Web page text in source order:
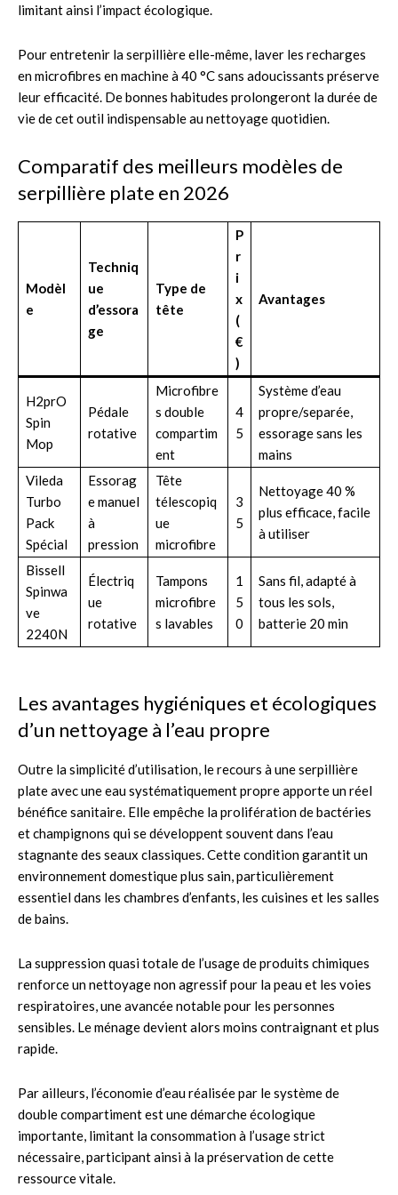
limitant ainsi l’impact écologique.
Pour entretenir la serpillière elle-même, laver les recharges
en microfibres en machine à 40 °C sans adoucissants préserve
leur efficacité. De bonnes habitudes prolongeront la durée de
vie de cet outil indispensable au nettoyage quotidien.
Comparatif des meilleurs modèles de
serpillière plate en 2026
Modèl
e
Techniq
ue
d’essora
ge
Type de
tête
P
r
i
x
(
€
)
Avantages
H2prO
Spin
Mop
Pédale
rotative
Microfibre
s double
compartim
ent
4
5
Système d’eau
propre/separée,
essorage sans les
mains
Vileda
Turbo
Pack
Spécial
Essorag
e manuel
à
pression
Tête
télescopiq
ue
microfibre
3
5
Nettoyage 40 %
plus efficace, facile
à utiliser
Bissell
Spinwa
ve
2240N
Électriq
ue
rotative
Tampons
microfibre
s lavables
1
5
0
Sans fil, adapté à
tous les sols,
batterie 20 min
Les avantages hygiéniques et écologiques
d’un nettoyage à l’eau propre
Outre la simplicité d’utilisation, le recours à une serpillière
plate avec une eau systématiquement propre apporte un réel
bénéfice sanitaire. Elle empêche la prolifération de bactéries
et champignons qui se développent souvent dans l’eau
stagnante des seaux classiques. Cette condition garantit un
environnement domestique plus sain, particulièrement
essentiel dans les chambres d’enfants, les cuisines et les salles
de bains.
La suppression quasi totale de l’usage de produits chimiques
renforce un nettoyage non agressif pour la peau et les voies
respiratoires, une avancée notable pour les personnes
sensibles. Le ménage devient alors moins contraignant et plus
rapide.
Par ailleurs, l’économie d’eau réalisée par le système de
double compartiment est une démarche écologique
importante, limitant la consommation à l’usage strict
nécessaire, participant ainsi à la préservation de cette
ressource vitale.